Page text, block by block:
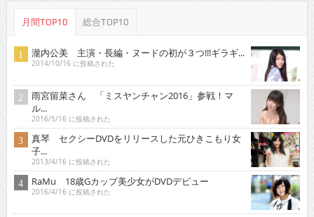
月間TOP10 総合TOP10
瀧内公美 主演・長編・ヌードの初が３つ!!!ギラギ...
2014/10/16 に投稿された
雨宮留菜さん 「ミスヤンチャン2016」参戦！マ
ル...
2016/5/16 に投稿された
真琴 セクシーDVDをリリースした元ひきこもり女
子...
2013/4/16 に投稿された
RaMu 18歳Gカップ美少女がDVDデビュー
2016/4/16 に投稿された